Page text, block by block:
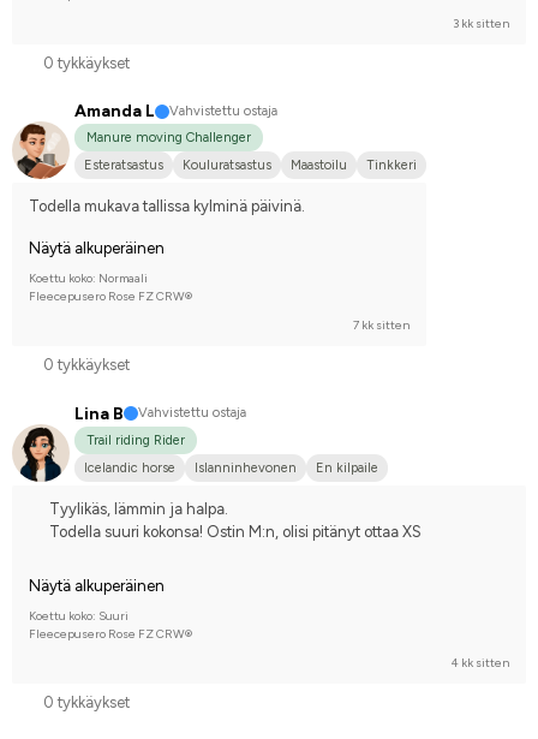
3 kk sitten
0 tykkäykset
Amanda L
Vahvistettu ostaja
Manure moving Challenger
Esteratsastus
Kouluratsastus Maastoilu Tinkkeri
Todella mukava tallissa kylminä päivinä.
Näytä alkuperäinen
Koettu koko: Normaali
Fleecepusero Rose FZ CRW®
7 kk sitten
0 tykkäykset
Lina B
Vahvistettu ostaja
Trail riding Rider
Icelandic horse
Islanninhevonen En kilpaile
Tyylikäs, lämmin ja halpa.
Todella suuri kokonsa! Ostin M:n, olisi pitänyt ottaa XS
Näytä alkuperäinen
Koettu koko: Suuri
Fleecepusero Rose FZ CRW®
4 kk sitten
0 tykkäykset